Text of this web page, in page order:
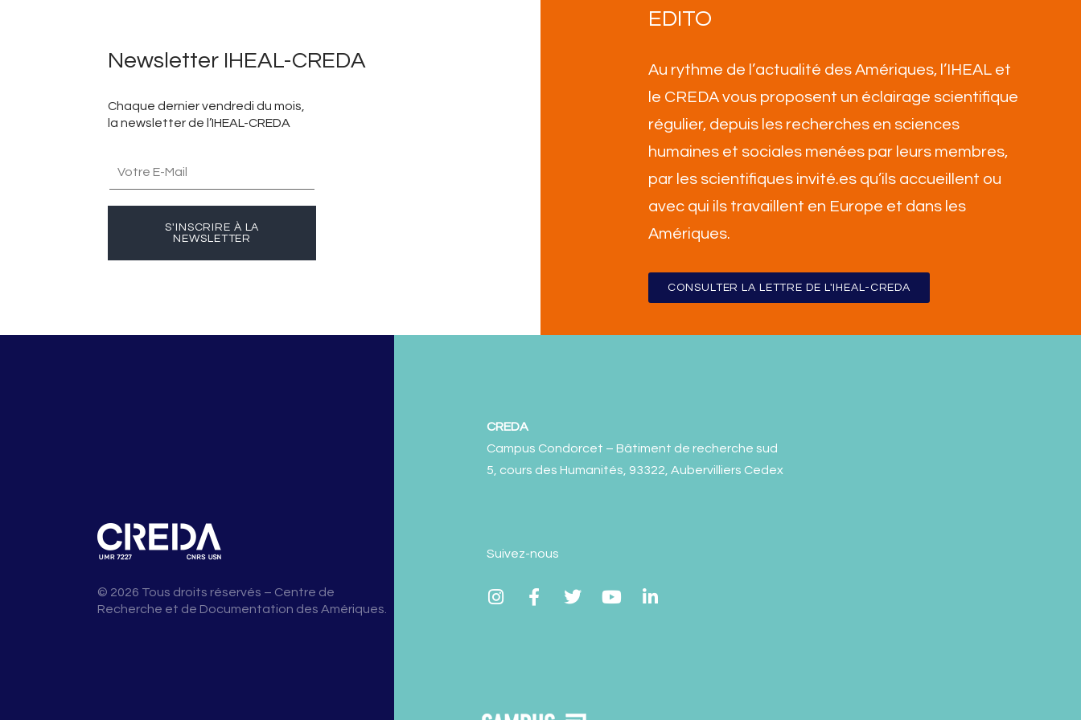
Newsletter IHEAL-CREDA
Chaque dernier vendredi du mois,
la newsletter de l’IHEAL-CREDA
S'INSCRIRE À LA
NEWSLETTER
EDITO
Au rythme de l’actualité des Amériques, l’IHEAL et
le CREDA vous proposent un éclairage scientifique
régulier, depuis les recherches en sciences
humaines et sociales menées par leurs membres,
par les scientifiques invité.es qu’ils accueillent ou
avec qui ils travaillent en Europe et dans les
Amériques.
CONSULTER LA LETTRE DE L'IHEAL-CREDA
© 2026 Tous droits réservés – Centre de
Recherche et de Documentation des Amériques.
CREDA
Campus Condorcet – Bâtiment de recherche sud
5, cours des Humanités, 93322, Aubervilliers Cedex
Suivez-nous